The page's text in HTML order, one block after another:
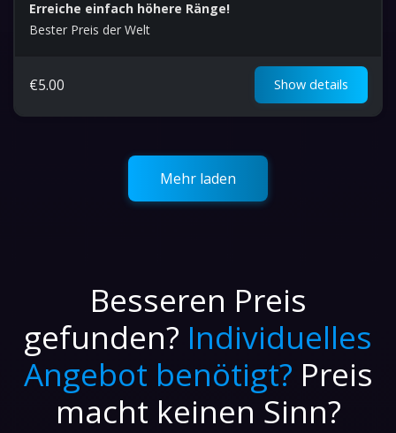
Erreiche einfach höhere Ränge!
Bester Preis der Welt
€5.00 Show details
Mehr laden
Besseren Preis
gefunden? Individuelles
Angebot benötigt? Preis
macht keinen Sinn?